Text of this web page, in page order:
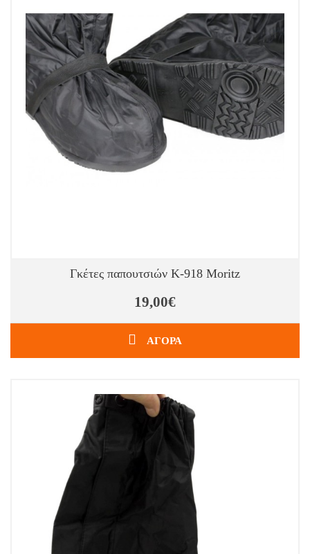
Γκέτες παπουτσιών Κ-918 Moritz
19,00€
ΑΓΟΡΑ